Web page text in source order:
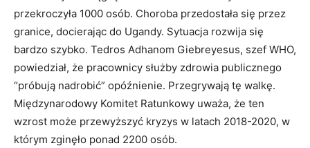
przekroczyła 1000 osób. Choroba przedostała się przez
granice, docierając do Ugandy. Sytuacja rozwija się
bardzo szybko. Tedros Adhanom Giebreyesus, szef WHO,
powiedział, że pracownicy służby zdrowia publicznego
“próbują nadrobić” opóźnienie. Przegrywają tę walkę.
Międzynarodowy Komitet Ratunkowy uważa, że ten
wzrost może przewyższyć kryzys w latach 2018-2020, w
którym zginęło ponad 2200 osób.